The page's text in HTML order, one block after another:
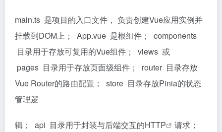
main.ts 是项目的入口文件， 负责创建Vue应用实例并
挂载到DOM上； App.vue 是根组件； components
目录用于存放可复用的Vue组件； views 或
pages 目录用于存放页面级组件； router 目录存放
Vue Router的路由配置； store 目录存放Pinia的状态
管理逻
辑； api 目录用于封装与后端交互的HTTP
请求；